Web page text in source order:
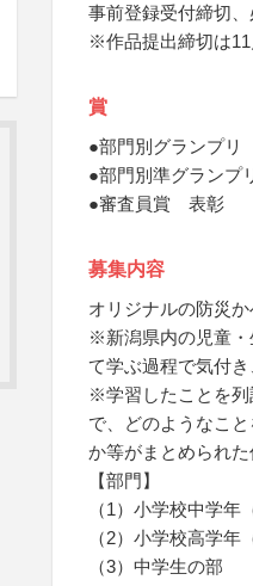
事前登録受付締切
※作品提出締切は
賞
●部門別グランプ
●部門別準グラン
●審査員賞 表彰
募集内容
オリジナルの防災
※新潟県内の児童・
て学ぶ過程で気付
※学習したことを列
で、どのようなこ
か等がまとめられ
【部門】
（1）小学校中学年
（2）小学校高学年
（3）中学生の部